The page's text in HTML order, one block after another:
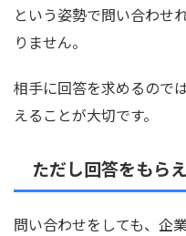
という姿勢で問い合わせ
りません。
相手に回答を求めるので
えることが大切です。
ただし回答をもら
問い合わせをしても、企